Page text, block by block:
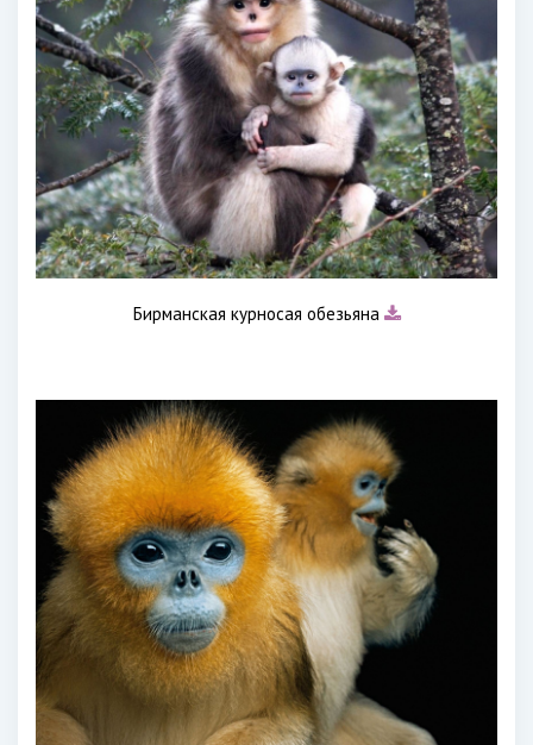
Бирманская курносая обезьяна